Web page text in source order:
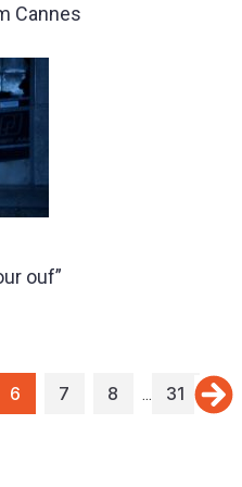
Cannes
ouf”
6 7 8 … 31